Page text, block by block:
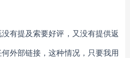
有提及索要好评，又没有提供返
外部链接，这种情况，只要我用